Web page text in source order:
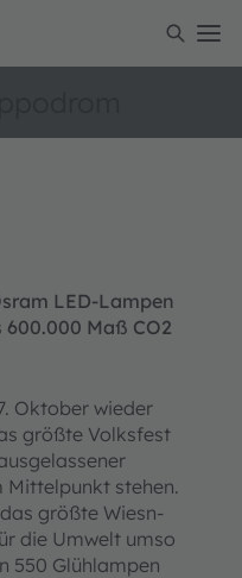
LED-Lampen
Maß CO2
Oktober wieder
größte Volksfest
Mittelpunkt stehen.
größte Wiesn-
die Umwelt umso
550 Glühlampen